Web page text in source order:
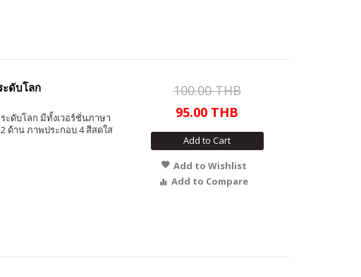
ดับโลก
ะดับโลก มีทั้งเวอร์ชั่นภาษา
ด้าน ภาพประกอบ 4 สีสดใส
100.00 THB
95.00 THB
Add to Cart
Add to Wishlist
Add to Compare